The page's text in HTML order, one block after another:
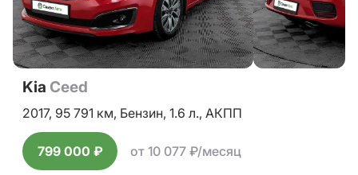
Kia Ceed
2017, 95 791 км, Бензин, 1.6 л., АКПП
799 000 ₽ от 10 077 ₽/месяц